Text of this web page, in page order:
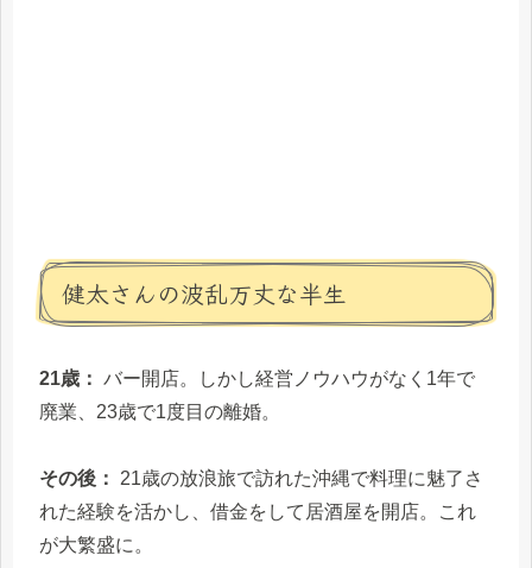
健太さんの波乱万丈な半生
21歳： バー開店。しかし経営ノウハウがなく1年で
廃業、23歳で1度目の離婚。
その後：
21歳の放浪旅で訪れた沖縄で料理に魅了さ
れた経験を活かし、借金をして居酒屋を開店。これ
が大繁盛に。